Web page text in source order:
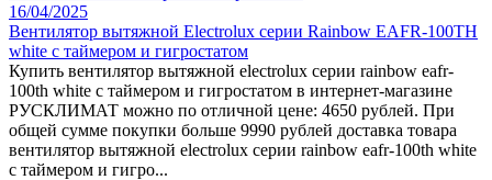
16/04/2025
Вентилятор вытяжной Electrolux серии Rainbow EAFR-100TH
white с таймером и гигростатом
Купить вентилятор вытяжной electrolux серии rainbow eafr-
100th white с таймером и гигростатом в интернет-магазине
РУСКЛИМАТ можно по отличной цене: 4650 рублей. При
общей сумме покупки больше 9990 рублей доставка товара
вентилятор вытяжной electrolux серии rainbow eafr-100th white
с таймером и гигро...